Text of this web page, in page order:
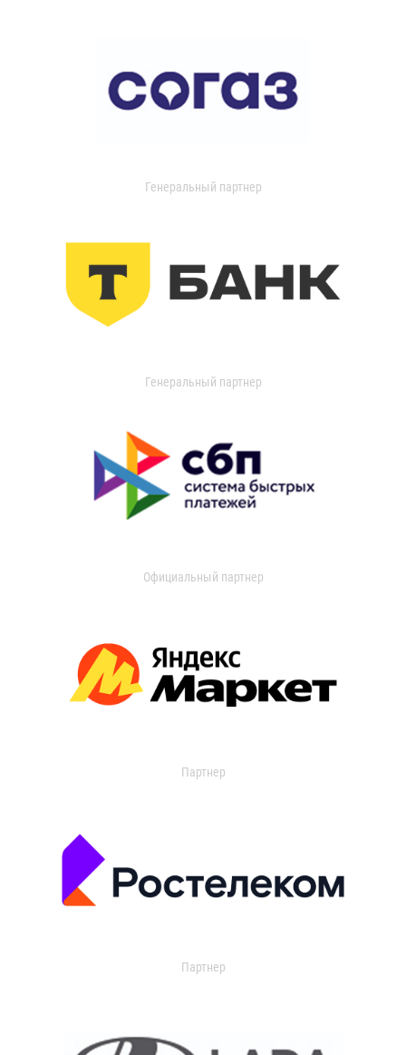
Генеральный партнер
Генеральный партнер
Официальный партнер
Партнер
Партнер